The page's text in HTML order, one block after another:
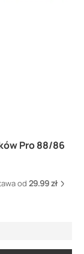
Pro 88/86
od 29.99 zł